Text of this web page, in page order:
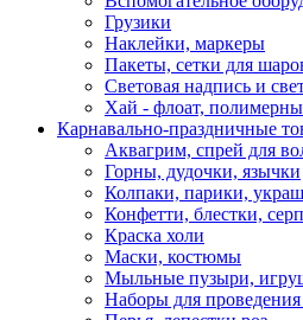
Грузики
Наклейки, маркеры
Пакеты, сетки для
Световая надпись и
Хай - флоат,
Карнавально-праздничные
Аквагрим, спрей для
Горны, дудочки, язычки
Колпаки, парики,
Конфетти, блестки,
Краска холи
Маски, костюмы
Мыльные пузыри,
Наборы для проведения